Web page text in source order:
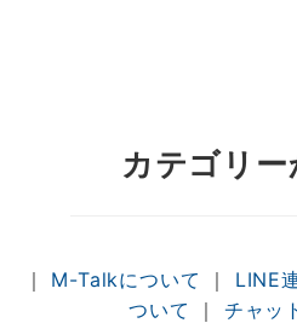
カテゴリ
｜ M-Talkについて ｜ LINE
ついて
｜ チャッ